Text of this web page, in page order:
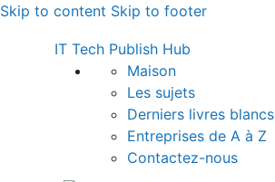
Skip to content Skip to footer
IT Tech Publish Hub
Maison
Les sujets
Derniers livres blancs
Entreprises de A à Z
Contactez-nous